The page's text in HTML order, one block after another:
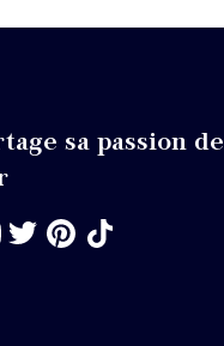
sa passion de